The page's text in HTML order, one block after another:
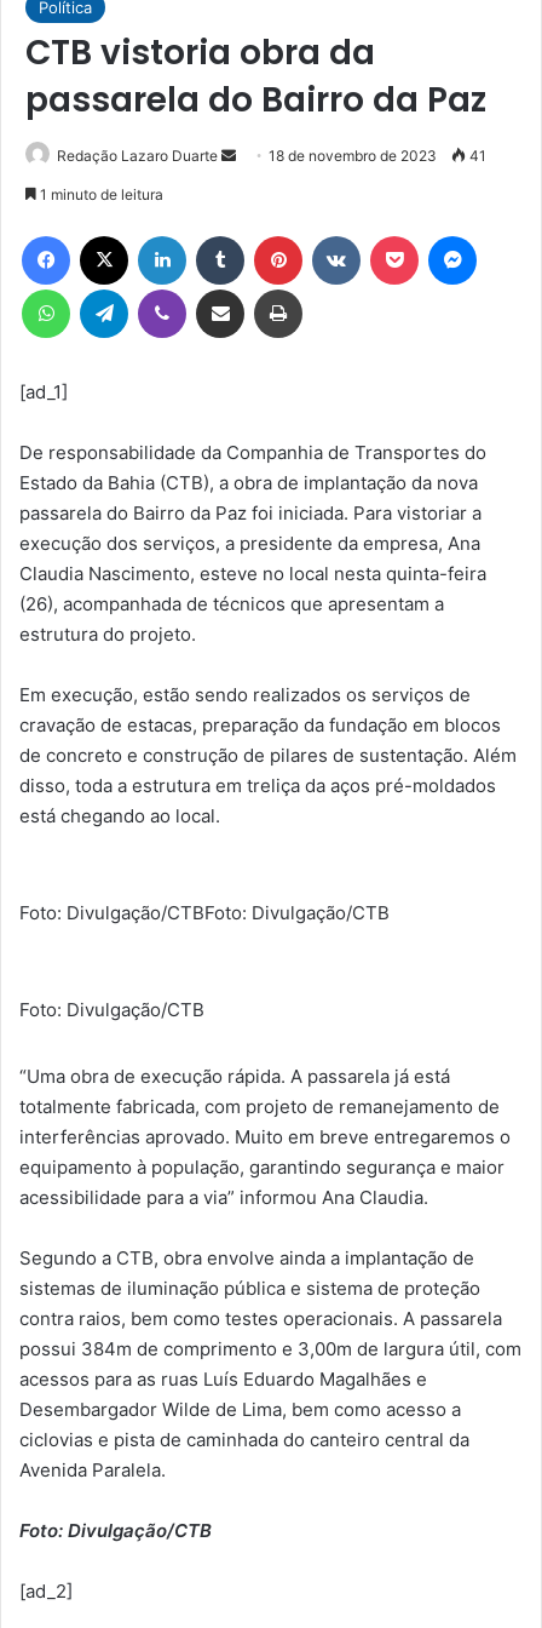
Política
CTB vistoria obra da
passarela do Bairro da Paz
Redação Lazaro Duarte
Mande
mail
18 de novembro de 2023 41
1 minuto de leitura
Facebook Linkedin Tumblr Pinterest Pocket
WhatsAppTelegram Viber Compartilhar via e-mail Imprimir
[ad_1]
De responsabilidade da Companhia de Transportes do
Estado da Bahia (CTB), a obra de implantação da nova
passarela do Bairro da Paz foi iniciada. Para vistoriar a
execução dos serviços, a presidente da empresa, Ana
Claudia Nascimento, esteve no local nesta quinta-feira
(26), acompanhada de técnicos que apresentam a
estrutura do projeto.
Em execução, estão sendo realizados os serviços de
cravação de estacas, preparação da fundação em blocos
de concreto e construção de pilares de sustentação. Além
disso, toda a estrutura em treliça da aços pré-moldados
está chegando ao local.
Foto: Divulgação/CTBFoto: Divulgação/CTB
Foto: Divulgação/CTB
“Uma obra de execução rápida. A passarela já está
totalmente fabricada, com projeto de remanejamento de
interferências aprovado. Muito em breve entregaremos o
equipamento à população, garantindo segurança e maior
acessibilidade para a via” informou Ana Claudia.
Segundo a CTB, obra envolve ainda a implantação de
sistemas de iluminação pública e sistema de proteção
contra raios, bem como testes operacionais. A passarela
possui 384m de comprimento e 3,00m de largura útil, com
acessos para as ruas Luís Eduardo Magalhães e
Desembargador Wilde de Lima, bem como acesso a
ciclovias e pista de caminhada do canteiro central da
Avenida Paralela.
Foto: Divulgação/CTB
[ad_2]